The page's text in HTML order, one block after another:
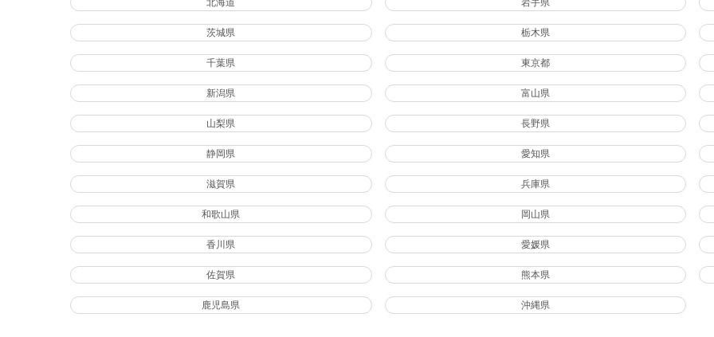
茨城県 栃木県
千葉県 東京都
新潟県 富山県
山梨県 長野県
静岡県 愛知県
滋賀県 兵庫県
和歌山県 岡山県
香川県 愛媛県
佐賀県 熊本県
鹿児島県 沖縄県